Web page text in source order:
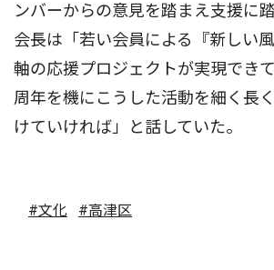
ンバーからの意見を踏まえ支援に
会長は「若い会員による『新しい
軸の応援プロジェクトが実現でき
周年を機にこうした活動を細く長
けていければ」と話していた。
#文化 #高津区